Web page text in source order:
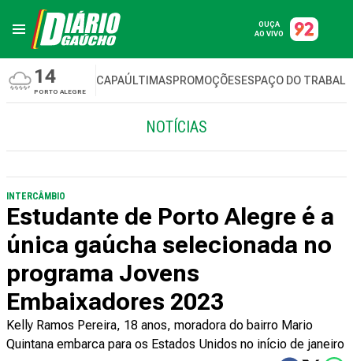
OUÇA
AO VIVO
14
PORTO ALEGRE
CAPAÚLTIMASPROMOÇÕESESPAÇO DO
NOTÍCIAS
INTERCÂMBIO
Estudante de Porto Alegre é a
única gaúcha selecionada no
programa Jovens
Embaixadores 2023
Kelly Ramos Pereira, 18 anos, moradora do bairro Mario
Quintana embarca para os Estados Unidos no início de janeiro